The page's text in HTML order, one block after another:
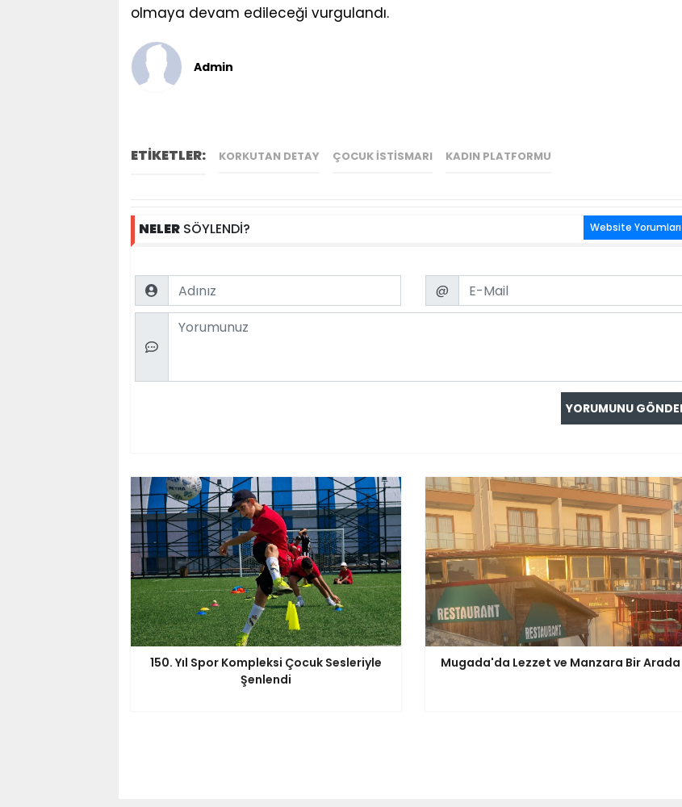
olmaya devam edileceği vurgulandı.
Admin
ETİKETLER: KORKUTAN DETAY ÇOCUK İSTISMARI KADIN PLATFORMU
NELER SÖYLENDİ? Website Yorumları
Name Email
@
Comment
150. Yıl Spor Kompleksi Çocuk Sesleriyle
Şenlendi
Mugada'da Lezzet ve Manzara Bir Arada